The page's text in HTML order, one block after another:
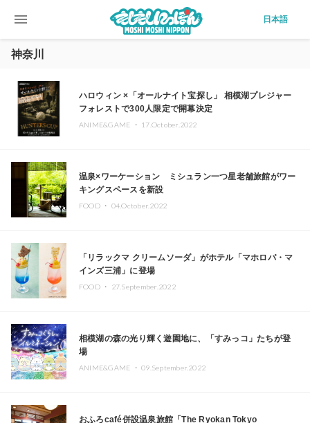
menu 日本語
神奈川
ハロウィン ×「オールナイト宝探し」 相模湖プレジャー
フォレストで300人限定で開幕決定
ANIME&GAME ・ 17.October.2022
温泉×ワーケーション ミシュラン一つ星老舗旅館がワー
キングスペースを新設
FOOD ・ 04.October.2022
「リラックマ クリームソーダ」がホテル「マホロバ・マ
インズ三浦」に登場
FOOD ・ 27.September.2022
相模湖の森の光り輝く遊園地に、「すみっコ」たちが登
場
ANIME&GAME ・09.September.2022
おふろcafé併設温泉旅館「The Ryokan Tokyo